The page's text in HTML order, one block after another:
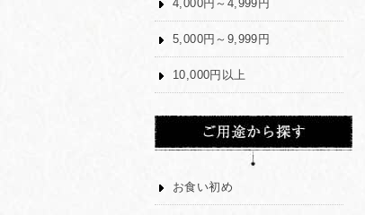
4,000円～4,999円
5,000円～9,999円
10,000円以上
お食い初め